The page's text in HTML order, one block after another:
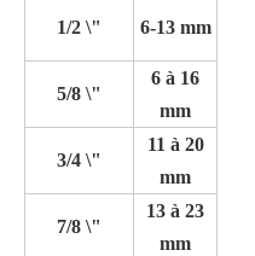
1/2 \" 6-13 mm
5/8 \"
6 à 16
mm
3/4 \"
11 à 20
mm
7/8 \"
13 à 23
mm